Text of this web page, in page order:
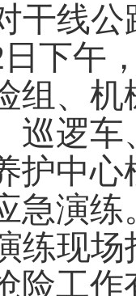
干线公
日下午
组、机
巡逻
护中
急演练
练现场
险工作